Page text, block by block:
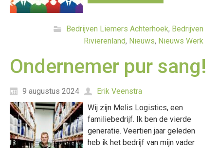
Bedrijven Liemers Achterhoek, Bedrijven
Rivierenland, Nieuws, Nieuws Werk
Ondernemer pur sang!
9 augustus 2024
Erik Veenstra
Wij zijn Melis Logistics, een
familiebedrijf. Ik ben de vierde
generatie. Veertien jaar geleden
heb ik het bedrijf van mijn vader